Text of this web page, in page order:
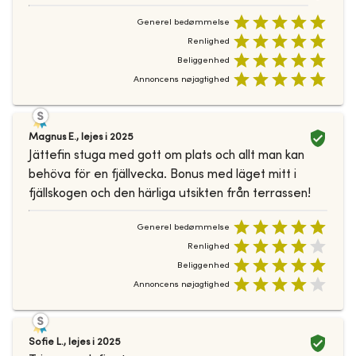
Generel bedømmelse
Renlighed
Beliggenhed
Annoncens nøjagtighed
Magnus E., lejes i 2025
Jättefin stuga med gott om plats och allt man kan
behöva för en fjällvecka. Bonus med läget mitt i
fjällskogen och den härliga utsikten från terrassen!
Generel bedømmelse
Renlighed
Beliggenhed
Annoncens nøjagtighed
Sofie L., lejes i 2025